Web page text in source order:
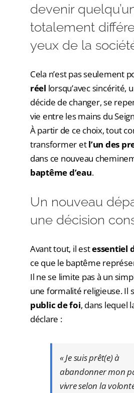
devenir
totalement
yeux de la
Cela n’est pas seulement
réel lorsqu’avec sincérité,
décide de changer, se
vie entre les mains du
À partir de ce choix, tout
transformer etl’un des
dans ce nouveau
baptême d’eau.
Un nouveau
une décision
Avant tout, il estessentiel
ce que le baptême
Il ne se limite pas à un
une formalité religieuse. Il
public de foi, dans lequel
déclare :
« Je suis prêt(e) à
abandonner mon
vivre selon la